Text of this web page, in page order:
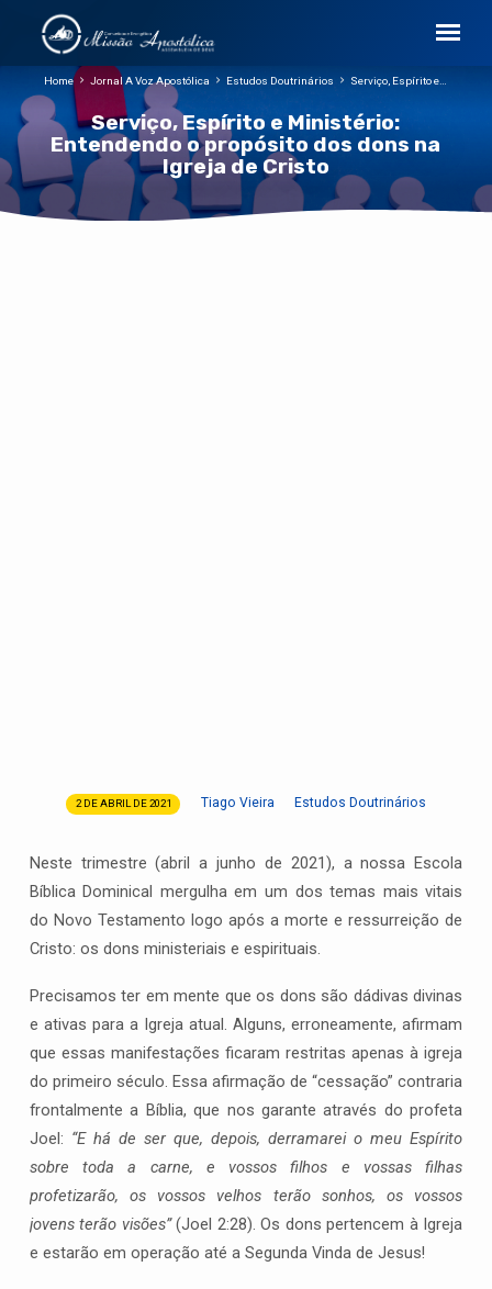
Serviço, Espírito e Ministério:
Entendendo o propósito dos dons na
Igreja de Cristo
Home Jornal A Voz Apostólica Estudos Doutrinários Serviço, Espírito e…
Serviço,
Espírito
e
Ministério:
Entendendo
o
dos
dons
na
Igreja
de
Cristo
2 DE ABRIL DE 2021 Tiago Vieira Estudos Doutrinários
Neste trimestre (abril a junho de 2021), a nossa Escola
Bíblica Dominical mergulha em um dos temas mais vitais
do Novo Testamento logo após a morte e ressurreição de
Cristo: os dons ministeriais e espirituais.
Precisamos ter em mente que os dons são dádivas divinas
e ativas para a Igreja atual. Alguns, erroneamente, afirmam
que essas manifestações ficaram restritas apenas à igreja
do primeiro século. Essa afirmação de “cessação” contraria
frontalmente a Bíblia, que nos garante através do profeta
Joel: “E há de ser que, depois, derramarei o meu Espírito
sobre toda a carne, e vossos filhos e vossas filhas
profetizarão, os vossos velhos terão sonhos, os vossos
jovens terão visões”(Joel 2:28). Os dons pertencem à Igreja
e estarão em operação até a Segunda Vinda de Jesus!